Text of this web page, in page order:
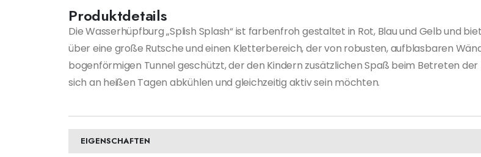
Produktdetails
Die Wasserhüpfburg „Splish Splash“ ist farbenfroh gestaltet in Rot, Blau und Gelb und
über eine große Rutsche und einen Kletterbereich, der von robusten, aufblasbaren
bogenförmigen Tunnel geschützt, der den Kindern zusätzlichen Spaß beim Betreten
sich an heißen Tagen abkühlen und gleichzeitig aktiv sein möchten.
EIGENSCHAFTEN